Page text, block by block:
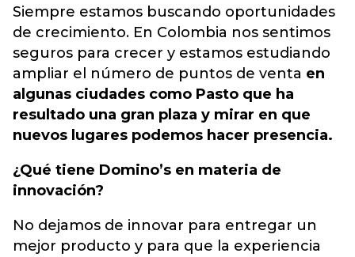
Siempre estamos buscando oportunidades
de crecimiento. En Colombia nos sentimos
seguros para crecer y estamos estudiando
ampliar el número de puntos de venta en
algunas ciudades como Pasto que ha
resultado una gran plaza y mirar en que
nuevos lugares podemos hacer presencia.
¿Qué tiene Domino’s en materia de
innovación?
No dejamos de innovar para entregar un
mejor producto y para que la experiencia